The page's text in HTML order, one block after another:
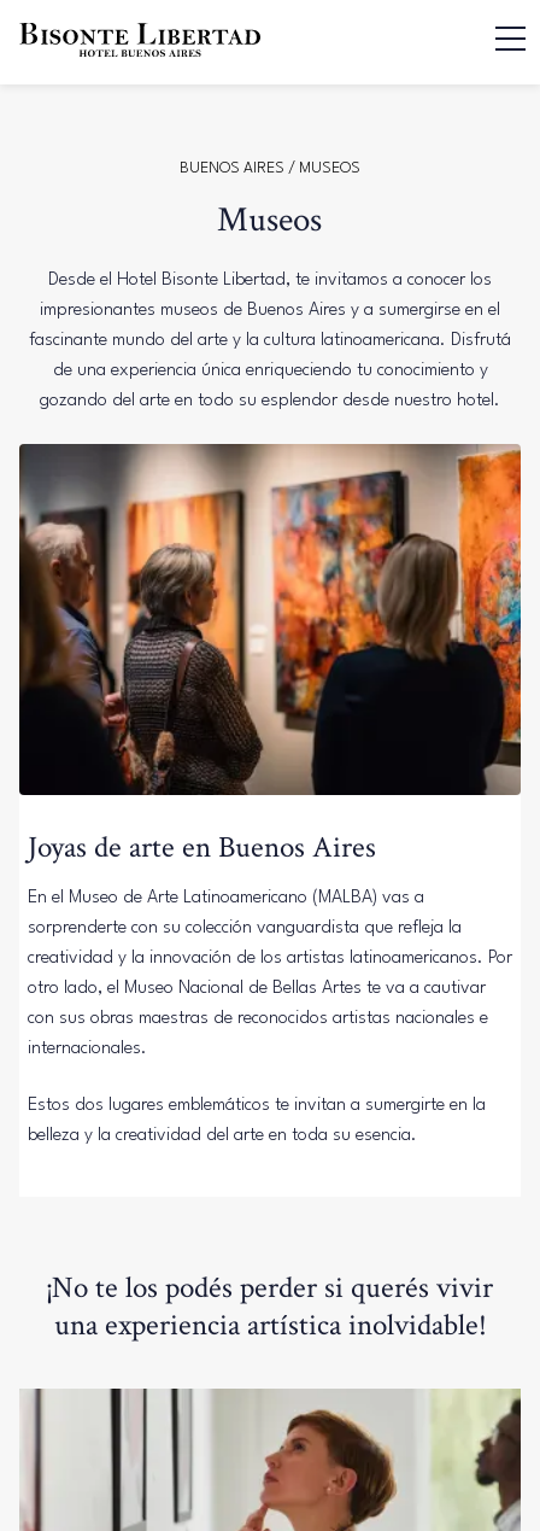
BUENOS AIRES / MUSEOS
Museos
Desde el Hotel Bisonte Libertad, te invitamos a conocer los
impresionantes museos de Buenos Aires y a sumergirse en el
fascinante mundo del arte y la cultura latinoamericana. Disfrutá
de una experiencia única enriqueciendo tu conocimiento y
gozando del arte en todo su esplendor desde nuestro hotel.
Joyas de arte en Buenos Aires
En el Museo de Arte Latinoamericano (MALBA) vas a
sorprenderte con su colección vanguardista que refleja la
creatividad y la innovación de los artistas latinoamericanos. Por
otro lado, el Museo Nacional de Bellas Artes te va a cautivar
con sus obras maestras de reconocidos artistas nacionales e
internacionales.
Estos dos lugares emblemáticos te invitan a sumergirte en la
belleza y la creatividad del arte en toda su esencia.
¡No te los podés perder si querés vivir
una experiencia artística inolvidable!